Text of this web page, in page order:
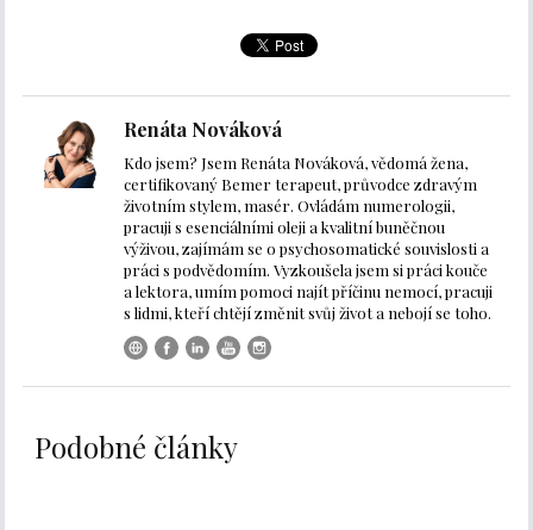
Renáta Nováková
Kdo jsem? Jsem Renáta Nováková, vědomá žena,
certifikovaný Bemer terapeut, průvodce zdravým
životním stylem, masér. Ovládám numerologii,
pracuji s esenciálními oleji a kvalitní buněčnou
výživou, zajímám se o psychosomatické souvislosti a
práci s podvědomím. Vyzkoušela jsem si práci kouče
a lektora, umím pomoci najít příčinu nemocí, pracuji
s lidmi, kteří chtějí změnit svůj život a nebojí se toho.
Podobné články